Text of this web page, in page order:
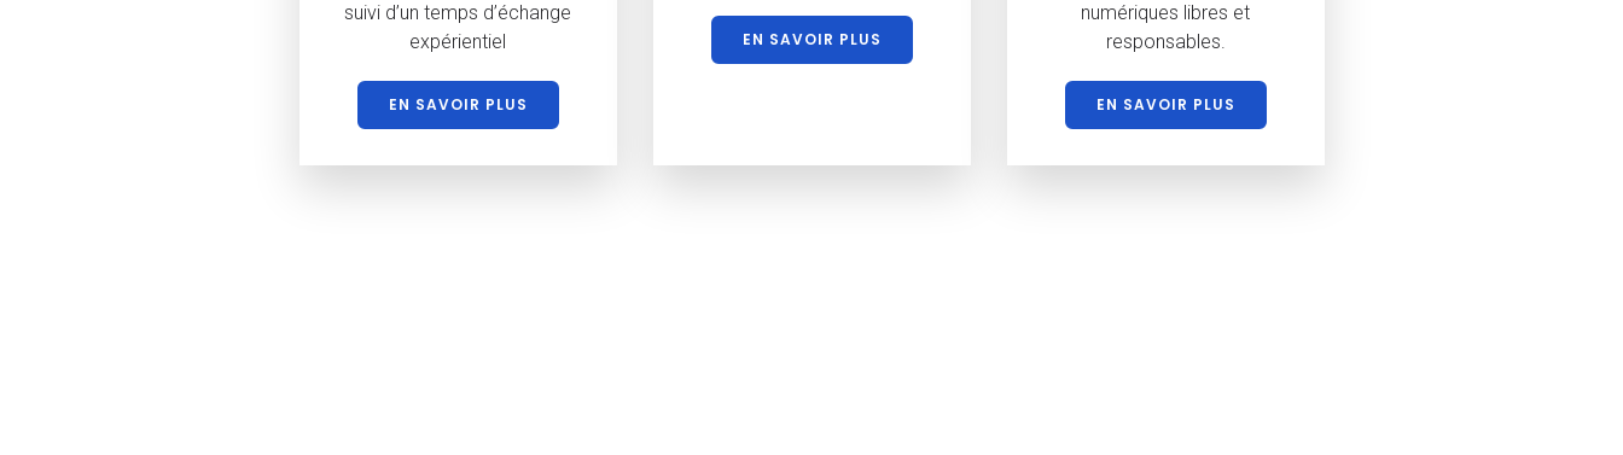
suivi d’un temps d’échange
expérientiel
EN SAVOIR PLUS
EN SAVOIR PLUS
numériques libres et
responsables.
EN SAVOIR PLUS